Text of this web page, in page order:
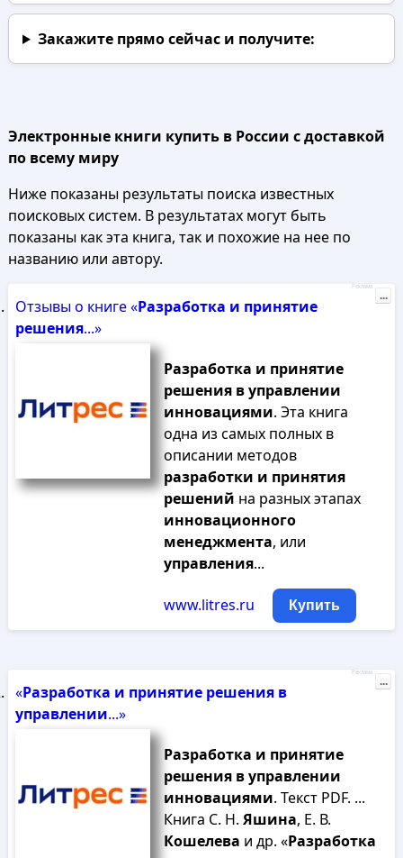
Закажите прямо сейчаси получите:
Электронные книги купить в России с доставкой
по всему миру
Ниже показаны результаты поиска известных
поисковых систем. В результатах могут быть
показаны как эта книга, так и похожие на нее по
названию или автору.
Отзывы о книге «Разработка и принятие
решения...»
Разработка и принятие
решения вуправлении
инновациями. Эта книга
одна из самых полных в
описании методов
разработки и принятия
решений на разных этапах
инновационного
менеджмента, или
управления...
www.litres.ru Купить
Реклама
...
«Разработка и принятие решения в
управлении...»
Разработка и принятие
решения вуправлении
инновациями. Текст PDF. ...
Книга С. Н. Яшина, Е. В.
Кошелева и др. «Разработка
Реклама
...